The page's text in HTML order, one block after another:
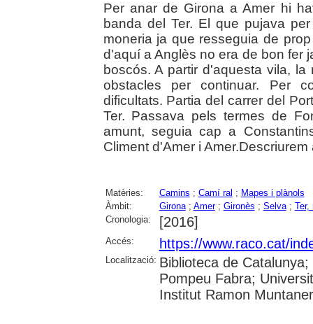
Per anar de Girona a Amer hi
banda del Ter. El que pujava
moneria ja que resseguia de
d'aquí a Anglès no era de bon fer
boscós. A partir d'aquesta vila,
obstacles per continuar. Per
dificultats. Partia del carrer del
Ter. Passava pels termes de
amunt, seguia cap a
Climent d'Amer i
Matèries: Camins ; Camí ral ; Mapes i plànols
Àmbit:
Girona; Amer; Gironès ; Selva; Ter,
Cronologia:
[2016]
Accés: https://www.raco.cat/
Localització: Biblioteca de
Pompeu Fabra;
Institut Ramon Muntaner